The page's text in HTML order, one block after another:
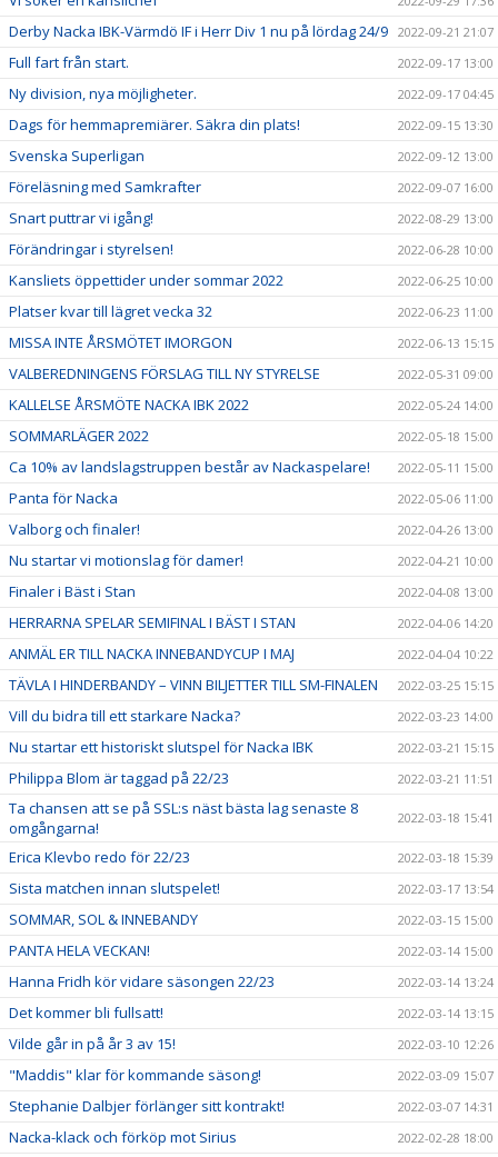
Derby Nacka IBK-Värmdö IF i Herr Div 1 nu på lördag 24/9 2022-09-21 21:07
Full fart från start. 2022-09-17 13:00
Ny division, nya möjligheter. 2022-09-17 04:45
Dags för hemmapremiärer. Säkra din plats! 2022-09-15 13:30
Svenska Superligan 2022-09-12 13:00
Föreläsning med Samkrafter 2022-09-07 16:00
Snart puttrar vi igång! 2022-08-29 13:00
Förändringar i styrelsen! 2022-06-28 10:00
Kansliets öppettider under sommar 2022 2022-06-25 10:00
Platser kvar till lägret vecka 32 2022-06-23 11:00
MISSA INTE ÅRSMÖTET IMORGON 2022-06-13 15:15
VALBEREDNINGENS FÖRSLAG TILL NY STYRELSE 2022-05-31 09:00
KALLELSE ÅRSMÖTE NACKA IBK 2022 2022-05-24 14:00
SOMMARLÄGER 2022 2022-05-18 15:00
Ca 10% av landslagstruppen består av Nackaspelare! 2022-05-11 15:00
Panta för Nacka 2022-05-06 11:00
Valborg och finaler! 2022-04-26 13:00
Nu startar vi motionslag för damer! 2022-04-21 10:00
Finaler i Bäst i Stan 2022-04-08 13:00
HERRARNA SPELAR SEMIFINAL I BÄST I STAN 2022-04-06 14:20
ANMÄL ER TILL NACKA INNEBANDYCUP I MAJ 2022-04-04 10:22
TÄVLA I HINDERBANDY – VINN BILJETTER TILL SM-FINALEN 2022-03-25 15:15
Vill du bidra till ett starkare Nacka? 2022-03-23 14:00
Nu startar ett historiskt slutspel för Nacka IBK 2022-03-21 15:15
Philippa Blom är taggad på 22/23 2022-03-21 11:51
Ta chansen att se på SSL:s näst bästa lag senaste 8
omgångarna!
2022-03-18 15:41
Erica Klevbo redo för 22/23 2022-03-18 15:39
Sista matchen innan slutspelet! 2022-03-17 13:54
SOMMAR, SOL & INNEBANDY 2022-03-15 15:00
PANTA HELA VECKAN! 2022-03-14 15:00
Hanna Fridh kör vidare säsongen 22/23 2022-03-14 13:24
Det kommer bli fullsatt! 2022-03-14 13:15
Vilde går in på år 3 av 15! 2022-03-10 12:26
"Maddis" klar för kommande säsong! 2022-03-09 15:07
Stephanie Dalbjer förlänger sitt kontrakt! 2022-03-07 14:31
Nacka-klack och förköp mot Sirius 2022-02-28 18:00